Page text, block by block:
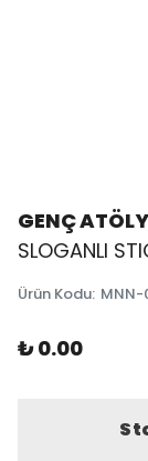
GENÇ
SLOGANLI
Ürün Kodu: MNN-
₺ 0.00